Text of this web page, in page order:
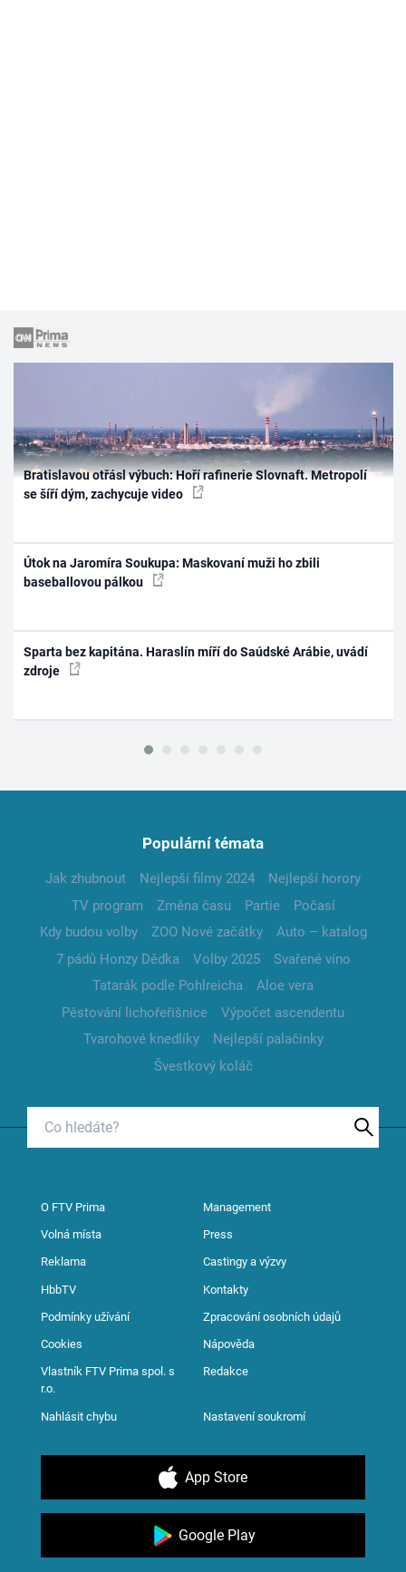
Bratislavou otřásl výbuch: Hoří rafinerie Slovnaft. Metropolí
se šíří dým, zachycuje video
Útok na Jaromíra Soukupa: Maskovaní muži ho zbili
baseballovou pálkou
Sparta bez kapitána. Haraslín míří do Saúdské Arábie, uvádí
zdroje
Populární témata
Jak zhubnout Nejlepší filmy 2024
Nejlepší horory
TV program
Změna času Partie
Počasí
Kdy budou volby
ZOO Nové začátky
Auto – katalog
7 pádů Honzy Dědka
Volby 2025
Svařené víno
Tatarák podle Pohlreicha
Aloe vera
Pěstování lichořeřišnice
Výpočet ascendentu
Tvarohové knedlíky
Nejlepší palačinky
Švestkový koláč
O FTV Prima Management
Volná místa Press
Reklama Castingy a výzvy
HbbTV Kontakty
Podmínky užívání Zpracování osobních údajů
Cookies Nápověda
Vlastník FTV Prima spol. s
r.o.
Redakce
Nahlásit chybu Nastavení soukromí
App Store
Google Play